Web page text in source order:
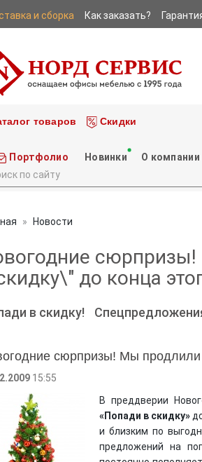
и сборка Как заказать?
товаров Скидки
Портфолио Новинки О компании
Новости
до конца
в скидку!
сюрпризы! Мы продлили
15:55
В преддверии
«Попади в скидку»
и близким по
предложений на